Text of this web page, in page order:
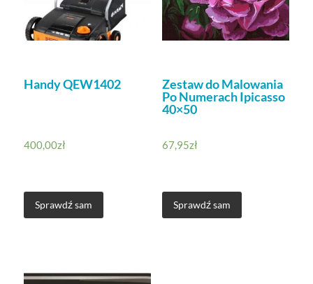
Handy QEW1402
400,00zł
Sprawdź sam
Zestaw do Malowania
Po Numerach Ipicasso
40×50
67,95zł
Sprawdź sam